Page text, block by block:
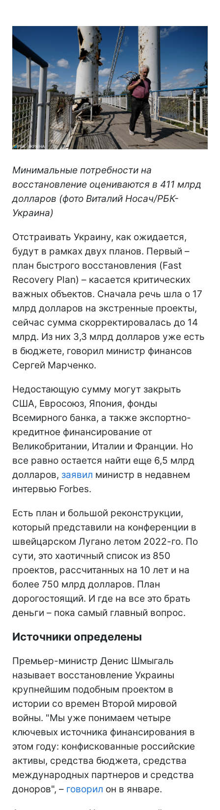
Минимальные потребности на
восстановление оцениваются в 411 млрд
долларов (фото Виталий Носач/РБК-
Украина)
Отстраивать Украину, как ожидается,
будут в рамках двух планов. Первый –
план быстрого восстановления (Fast
Recovery Plan) – касается критических
важных объектов. Сначала речь шла о 17
млрд долларов на экстренные проекты,
сейчас сумма скорректировалась до 14
млрд. Из них 3,3 млрд долларов уже есть
в бюджете, говорил министр финансов
Сергей Марченко.
Недостающую сумму могут закрыть
США, Евросоюз, Япония, фонды
Всемирного банка, а также экспортно-
кредитное финансирование от
Великобритании, Италии и Франции. Но
все равно остается найти еще 6,5 млрд
долларов, заявил министр в недавнем
интервью Forbes.
Есть план и большой реконструкции,
который представили на конференции в
швейцарском Лугано летом 2022-го. По
сути, это хаотичный список из 850
проектов, рассчитанных на 10 лет и на
более 750 млрд долларов. План
дорогостоящий. И где на все это брать
деньги – пока самый главный вопрос.
Источники определены
Премьер-министр Денис Шмыгаль
называет восстановление Украины
крупнейшим подобным проектом в
истории со времен Второй мировой
войны. "Мы уже понимаем четыре
ключевых источника финансирования в
этом году: конфискованные российские
активы, средства бюджета, средства
международных партнеров и средства
доноров", – говорил он в январе.